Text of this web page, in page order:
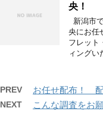
央！
新潟市
央にお任
フレット
ィングい
PREV お任せ配布！ 配
NEXT こんな調査をお